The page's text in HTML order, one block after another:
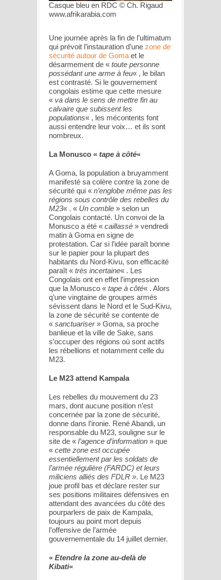
Casque bleu en RDC © Ch. Rigaud
www.afrikarabia.com
Une journée après la fin de l’ultimatum
qui prévoit l’instauration d’une zone de
sécurité autour de Goma et le
désarmement de « toute personne
possédant une arme à feu« , le bilan
est contrasté. Si le gouvernement
congolais estime que cette mesure
« va dans le sens de mettre fin au
calvaire que subissent les
populations« , les mécontents font
aussi entendre leur voix… et ils sont
nombreux.
La Monusco « tape à côté«
A Goma, la population a bruyamment
manifesté sa colère contre la zone de
sécurité qui « n’englobe même pas les
régions sous contrôle des rebelles du
M23« . « Un comble » selon un
Congolais contacté. Un convoi de la
Monusco a été « caillassé » vendredi
matin à Goma en signe de
protestation. Car si l’idée paraît bonne
sur le papier pour la plupart des
habitants du Nord-Kivu, son efficacité
paraît « très incertaine« . Les
Congolais ont en effet l’impression
que la Monusco « tape à côté« . Alors
q’une vingtaine de groupes armés
sévissent dans le Nord et le Sud-Kivu,
la zone de sécurité se contente de
« sanctuariser» Goma, sa proche
banlieue et la ville de Sake, sans
s’occuper des régions où sont actifs
les rébellions et notamment celle du
M23.
Le M23 attend Kampala
Les rebelles du mouvement du 23
mars, dont aucune position n’est
concernée par la zone de sécurité,
donne dans l’ironie. René Abandi, un
responsable du M23, souligne sur le
site de « l’agence d’information » que
« cette zone est occupée
essentiellement par les soldats de
l’armée régulière (FARDC) et leurs
miliciens alliés des FDLR ». Le M23
joue profil bas et déclare rester sur
ses positions militaires défensives en
attendant des avancées du côté des
pourparlers de paix de Kampala,
toujours au point mort depuis
l’offensive de l’armée
gouvernementale du 14 juillet dernier.
« Etendre la zone au-delà de
Kibati«